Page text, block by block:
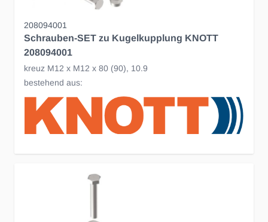
208094001
Schrauben-SET zu Kugelkupplung KNOTT
208094001
kreuz M12 x M12 x 80 (90), 10.9
bestehend aus: